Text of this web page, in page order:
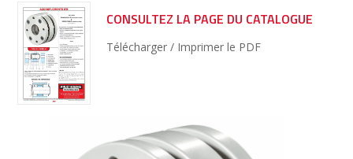
CONSULTEZ LA PAGE DU CATALOGUE
Télécharger / Imprimer le PDF
L’ARTICLE